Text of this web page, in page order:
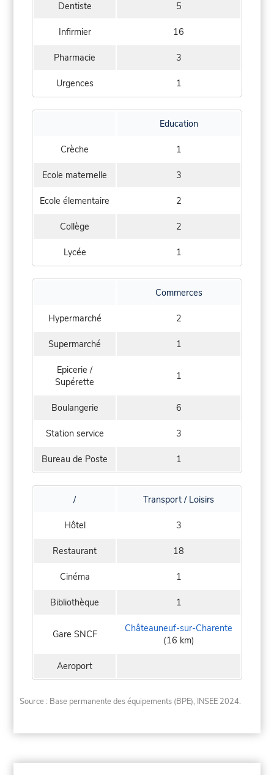
Dentiste 5
Infirmier 16
Pharmacie 3
Urgences 1
Education
Crèche 1
Ecole maternelle 3
Ecole élementaire 2
Collège 2
Lycée 1
Commerces
Hypermarché 2
Supermarché 1
Epicerie /
Supérette
1
Boulangerie 6
Station service 3
Bureau de Poste 1
/ Transport / Loisirs
Hôtel 3
Restaurant 18
Cinéma 1
Bibliothèque 1
Gare SNCF
Châteauneuf-sur-Charente
(16 km)
Aeroport
Source : Base permanente des équipements (BPE), INSEE 2024.